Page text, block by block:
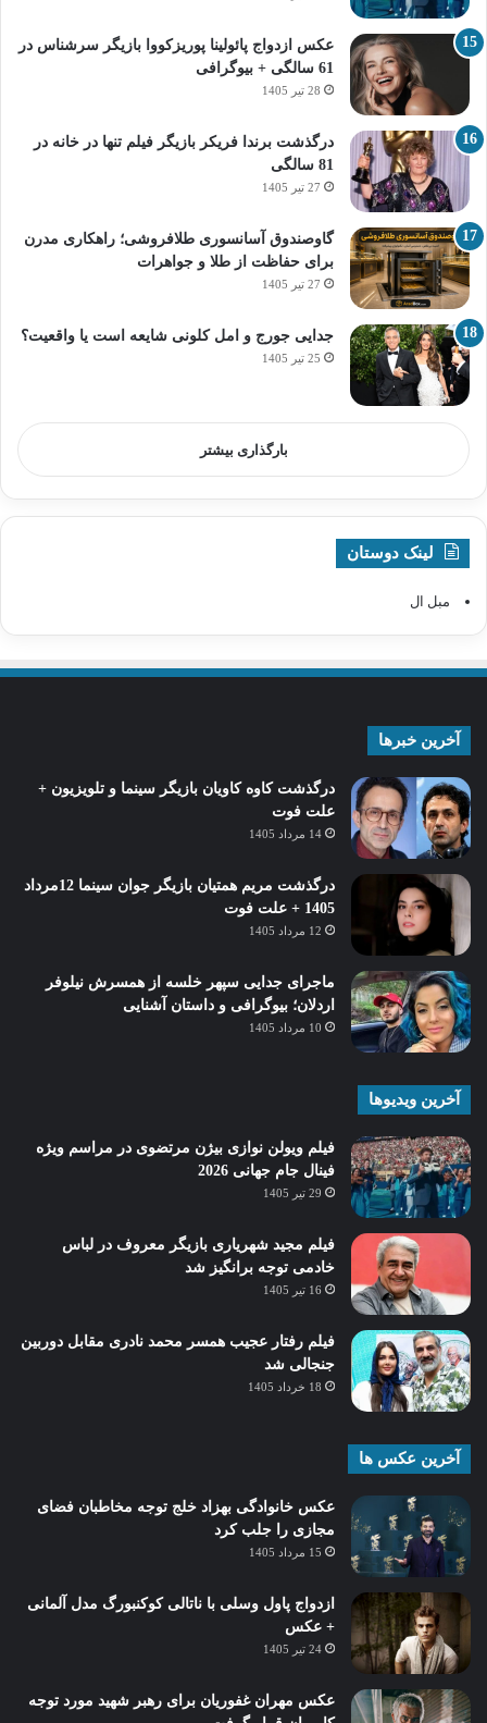
عکس ازدواج پائولینا پوریزکووا بازیگر سرشناس در
61 سالگی + بیوگرافی
28 تیر 1405
درگذشت برندا فریکر بازیگر فیلم تنها در خانه در
81 سالگی
27 تیر 1405
گاوصندوق آسانسوری طلافروشی؛ راهکاری مدرن
برای حفاظت از طلا و جواهرات
27 تیر 1405
جدایی جورج و امل کلونی شایعه است یا واقعیت؟
25 تیر 1405
بارگذاری بیشتر
لینک دوستان
مبل ال
آخرین خبرها
درگذشت کاوه کاویان بازیگر سینما و تلویزیون +
علت فوت
14 مرداد 1405
درگذشت مریم همتیان بازیگر جوان سینما 12مرداد
1405 + علت فوت
12 مرداد 1405
ماجرای جدایی سپهر خلسه از همسرش نیلوفر
اردلان؛ بیوگرافی و داستان آشنایی
10 مرداد 1405
آخرین ویدیوها
فیلم ویولن نوازی بیژن مرتضوی در مراسم ویژه
فینال جام جهانی 2026
29 تیر 1405
فیلم مجید شهریاری بازیگر معروف در لباس
خادمی توجه برانگیز شد
16 تیر 1405
فیلم رفتار عجیب همسر محمد نادری مقابل دوربین
جنجالی شد
18 خرداد 1405
آخرین عکس ها
عکس خانوادگی بهزاد خلج توجه مخاطبان فضای
مجازی را جلب کرد
15 مرداد 1405
ازدواج پاول وسلی با ناتالی کوکنبورگ مدل آلمانی
+ عکس
24 تیر 1405
عکس مهران غفوریان برای رهبر شهید مورد توجه